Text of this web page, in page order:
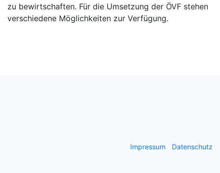
zu bewirtschaften. Für die Umsetzung der ÖVF stehen
verschiedene Möglichkeiten zur Verfügung.
Impressum Datenschutz